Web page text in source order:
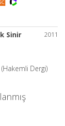
2011
Sinir
Dergi)